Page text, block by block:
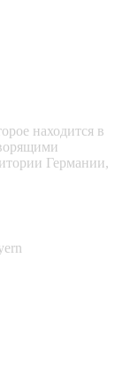
находится в
Германии,